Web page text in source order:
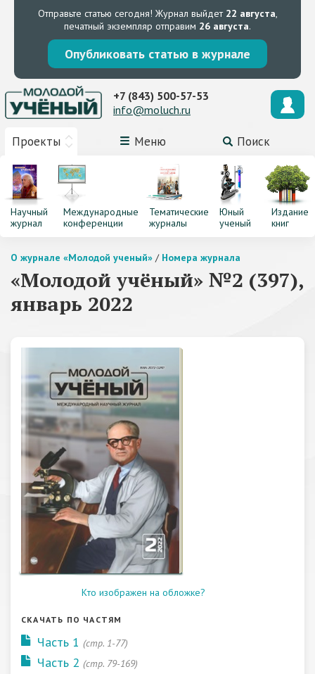
Отправьте статью сегодня! Журнал выйдет 22 августа,
печатный экземпляр отправим 26 августа.
Опубликовать статью в журнале
Проекты Меню Поиск
+7 (843) 500-57-53
info@moluch.ru
Научный
журнал
Международные
конференции
Тематические
журналы
Юный
ученый
Издание
книг
О журнале «Молодой ученый» / Номера журнала
«Молодой учёный» №2 (397),
январь 2022
Кто изображен на обложке?
СКАЧАТЬ ПО ЧАСТЯМ
Часть 1 (стр. 1-77)
Часть 2 (стр. 79-169)